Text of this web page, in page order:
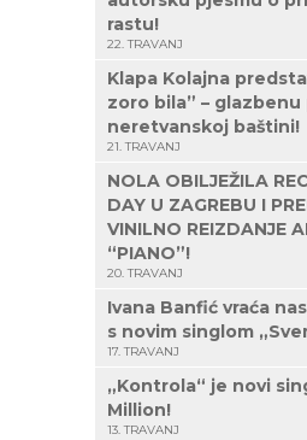
rastu!
22. TRAVANJ
Klapa Kolajna
zoro bila” –
neretvanskoj baštini!
21. TRAVANJ
NOLA OBILJEŽILA
DAY U ZAGREBU I
VINILNO REIZDANJE
“PIANO”!
20. TRAVANJ
Ivana Banfić vraća
s novim singlom
17. TRAVANJ
„Kontrola“ je novi
Million!
13. TRAVANJ